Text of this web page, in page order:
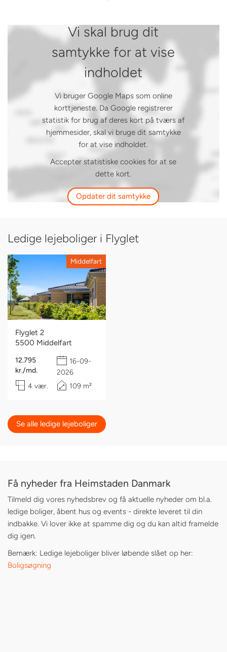
Vi skal brug dit
samtykke for at vise
indholdet
Vi bruger Google Maps som online
korttjeneste. Da Google registrerer
statistik for brug af deres kort på tværs af
hjemmesider, skal vi bruge dit samtykke
for at vise indholdet.
Accepter statistiske cookies for at se
dette kort.
Opdater dit samtykke
Ledige lejeboliger i Flyglet
Middelfart
Flyglet 2
5500 Middelfart
12.795
kr./md.
16-09-
2026
4 vær.
109 m²
Se alle ledige lejeboliger
Få nyheder fra Heimstaden Danmark
Tilmeld dig vores nyhedsbrev og få aktuelle nyheder om bl.a.
ledige boliger, åbent hus og events - direkte leveret til din
indbakke. Vi lover ikke at spamme dig og du kan altid framelde
dig igen.
Bemærk: Ledige lejeboliger bliver løbende slået op her:
Boligsøgning